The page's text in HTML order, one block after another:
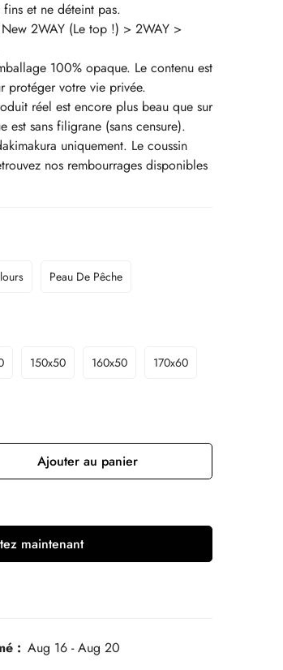
et ne déteint pas.
New 2WAY (Le top !) > 2WAY >
100% opaque. Le contenu est
protéger votre vie privée.
réel est encore plus beau que sur
est sans filigrane (sans censure).
uniquement. Le coussin
nos rembourrages disponibles
Peau De Pêche
150x50 160x50 170x60
Ajouter au panier
maintenant
: Aug 16 - Aug 20